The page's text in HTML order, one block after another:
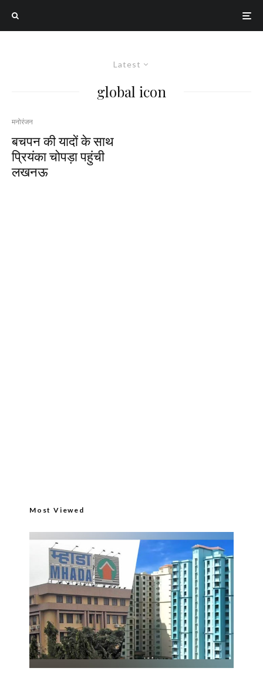
Latest
global icon
मनोरंजन
बचपन की यादों के साथ
प्रियंका चोपड़ा पहुंची
लखनऊ
Most Viewed